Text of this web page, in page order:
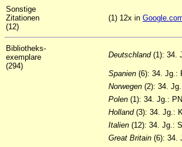
Sonstige
Zitationen
(12)
(1) 12x in
Bibliotheks-
exemplare
(294)
Deutschland(1): 34.
Spanien (6): 34. Jg.:
Norwegen (2): 34.
Polen (1): 34. Jg.:
Holland(3): 34. Jg.:
Italien (12): 34. Jg.:
Great Britain (6): 34.